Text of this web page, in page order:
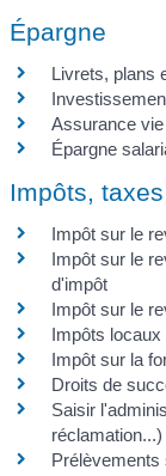
Épargne
Livrets, plans
Assurance vie
Épargne
Impôts,
Impôt sur le
Impôt sur le
d'impôt
Impôt sur le
Impôts locaux
Impôt sur la
Droits de
Saisir
réclamation...)